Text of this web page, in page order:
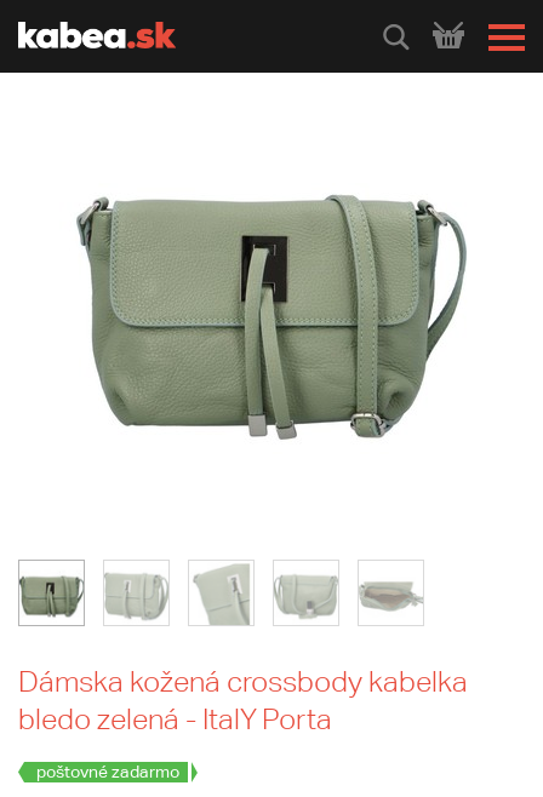
HLEDEJ
Dámska kožená crossbody kabelka
bledo zelená - ItalY Porta
poštovné zadarmo